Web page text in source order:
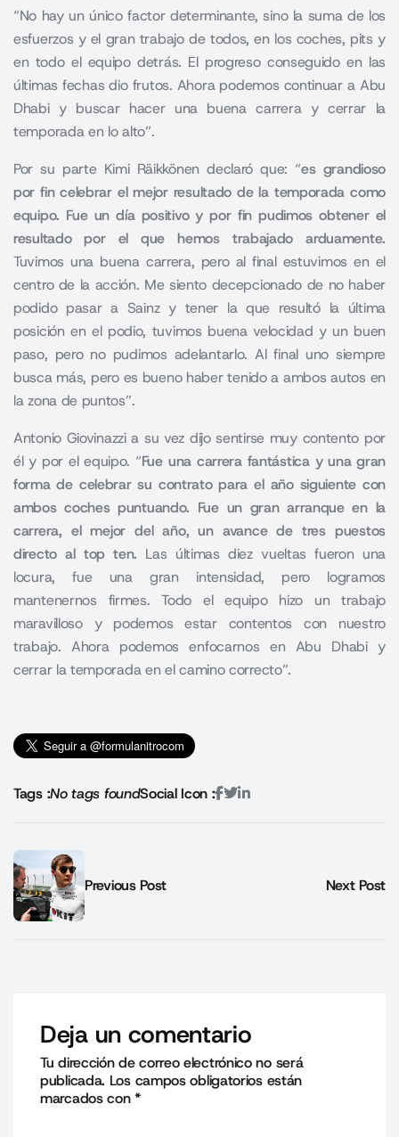
“No hay un único factor determinante, sino la suma de los
esfuerzos y el gran trabajo de todos, en los coches, pits y
en todo el equipo detrás. El progreso conseguido en las
últimas fechas dio frutos. Ahora podemos continuar a Abu
Dhabi y buscar hacer una buena carrera y cerrar la
temporada en lo alto”.
Por su parte Kimi Räikkönen declaró que: “es grandioso
por fin celebrar el mejor resultado de la temporada como
equipo. Fue un día positivo y por fin pudimos obtener el
resultado por el que hemos trabajado arduamente.
Tuvimos una buena carrera, pero al final estuvimos en el
centro de la acción. Me siento decepcionado de no haber
podido pasar a Sainz y tener la que resultó la última
posición en el podio, tuvimos buena velocidad y un buen
paso, pero no pudimos adelantarlo. Al final uno siempre
busca más, pero es bueno haber tenido a ambos autos en
la zona de puntos”.
Antonio Giovinazzi a su vez dijo sentirse muy contento por
él y por el equipo. “Fue una carrera fantástica y una gran
forma de celebrar su contrato para el año siguiente con
ambos coches puntuando. Fue un gran arranque en la
carrera, el mejor del año, un avance de tres puestos
directo al top ten. Las últimas diez vueltas fueron una
locura, fue una gran intensidad, pero logramos
mantenernos firmes. Todo el equipo hizo un trabajo
maravilloso y podemos estar contentos con nuestro
trabajo. Ahora podemos enfocarnos en Abu Dhabi y
cerrar la temporada en el camino correcto”.
Tags :No tags foundSocial Icon :
Previous Post Next Post
Deja un comentario
Tu dirección de correo electrónico no será
publicada. Los campos obligatorios están
marcados con*